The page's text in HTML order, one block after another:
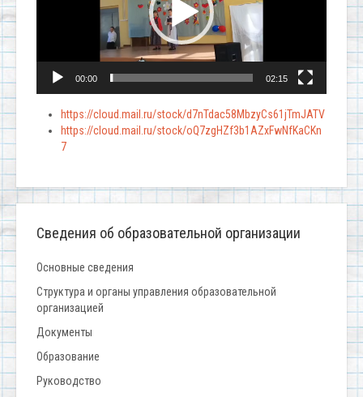
00:00 02:15
https://cloud.mail.ru/stock/d7nTdac58MbzyCs61jTmJATV
https://cloud.mail.ru/stock/oQ7zgHZf3b1AZxFwNfKaCKn
7
Сведения об образовательной организации
Основные сведения
Структура и органы управления образовательной
организацией
Документы
Образование
Руководство